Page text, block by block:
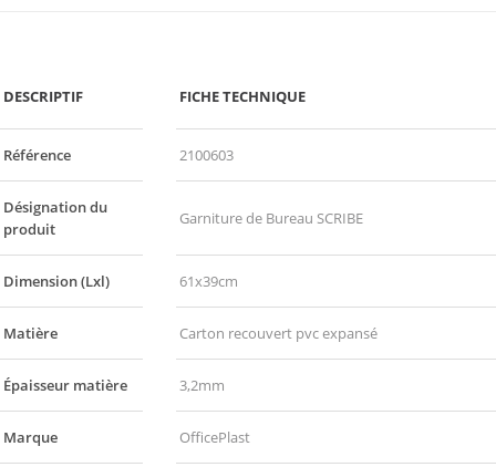
DESCRIPTIF FICHE TECHNIQUE
Référence 2100603
Désignation du
produit
Garniture de Bureau SCRIBE
Dimension (Lxl) 61x39cm
Matière Carton recouvert pvc expansé
Épaisseur matière 3,2mm
Marque OfficePlast